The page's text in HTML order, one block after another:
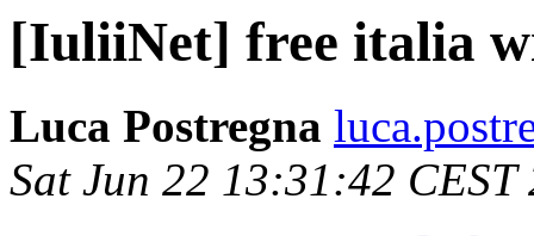
[IuliiNet] free italia
Luca Postregna
Sat Jun 22 13:31:42 CEST